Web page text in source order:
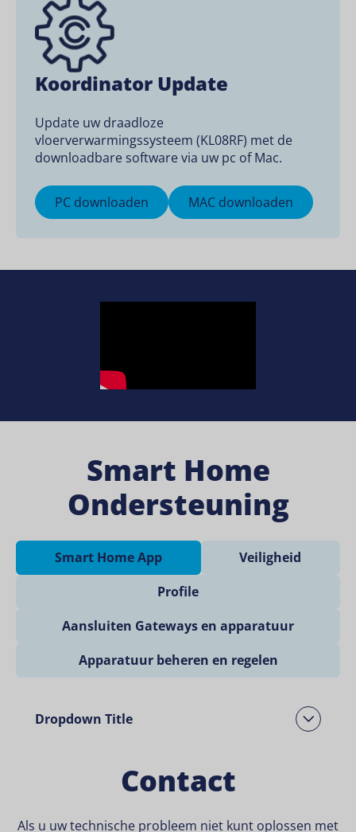
Koordinator Update
Update uw draadloze
vloerverwarmingssysteem (KL08RF) met de
downloadbare software via uw pc of Mac.
PC downloaden MAC downloaden
Smart Home
Ondersteuning
Smart Home App
Veiligheid
Profile
Aansluiten Gateways en apparatuur
Apparatuur beheren en regelen
Dropdown Title Open Dropdown
Contact
Als u uw technische probleem niet kunt oplossen met